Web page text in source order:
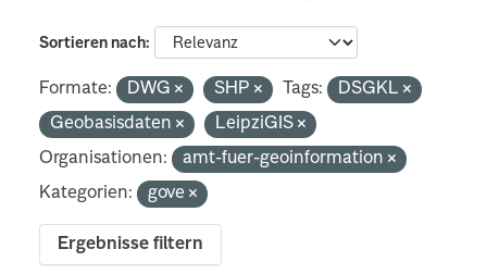
Sortieren nach
Formate: DWG SHP Tags:
DSGKL
Geobasisdaten
LeipziGIS
Organisationen:
amt-fuer-geoinformation
Kategorien:
gove
Ergebnisse filtern